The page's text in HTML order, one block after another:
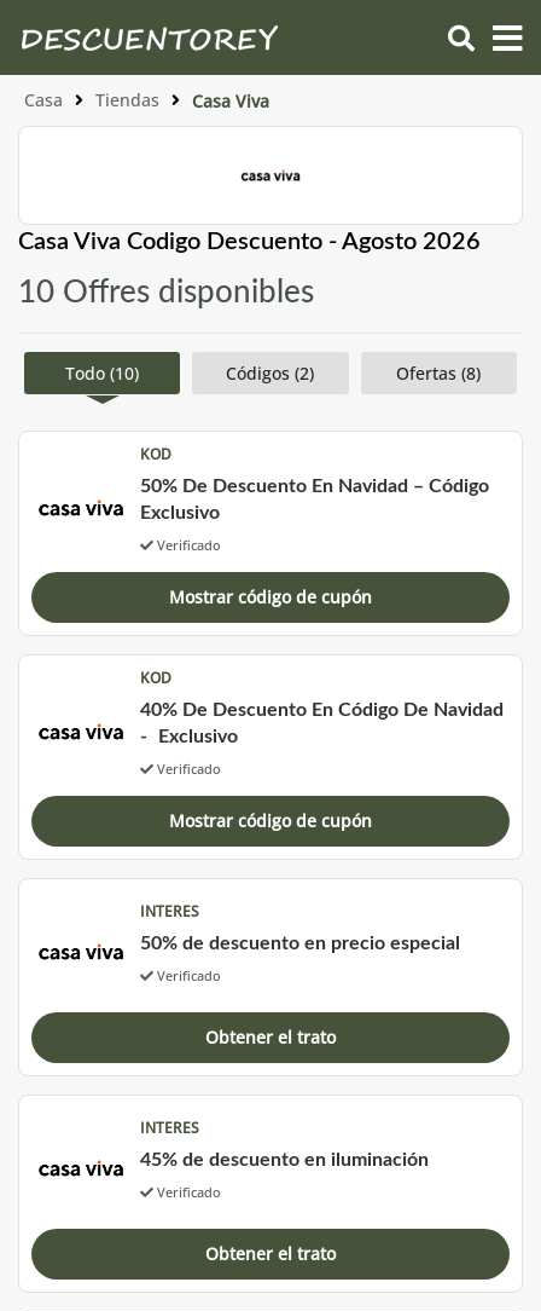
Casa Tiendas Casa Viva
Casa Viva Codigo Descuento - Agosto 2026
10 Offres disponibles
Todo (10) Códigos (2) Ofertas (8)
KOD
50% De Descuento En Navidad – Código
Exclusivo
Verificado
Mostrar código de cupón
KOD
40% De Descuento En Código De Navidad
-
Exclusivo
Verificado
Mostrar código de cupón
INTERES
50% de descuento en precio especial
Verificado
Obtener el trato
INTERES
45% de descuento en iluminación
Verificado
Obtener el trato